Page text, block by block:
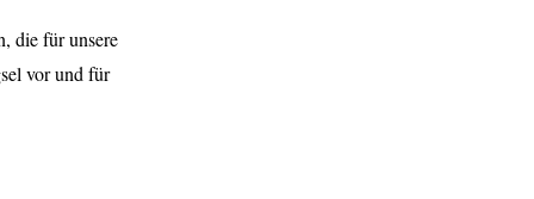
die für unsere
vor und für